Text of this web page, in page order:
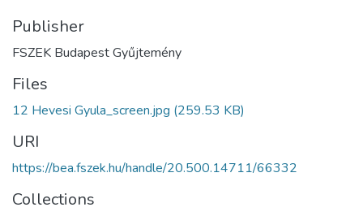
Publisher
FSZEK Budapest Gyűjtemény
Files
12 Hevesi Gyula_screen.jpg (259.53 KB)
URI
https://bea.fszek.hu/handle/20.500.14711/66332
Collections